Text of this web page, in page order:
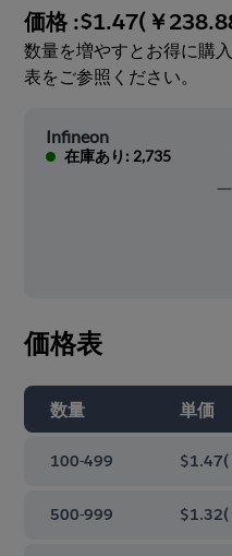
価格 :$1.47(￥
数量を増やすとお得に購
表をご参照ください。
Infineon
在庫あり: 2,735
価格表
数量 単価
100-499 $1.47(
500-999 $1.32(